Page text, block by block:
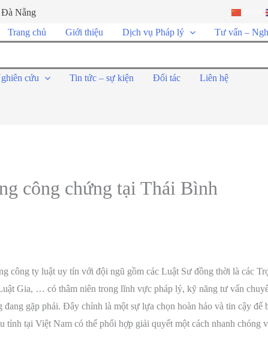
Đà Nẵng
Trang chủ Giới thiệu Dịch vụ Pháp lý Tư vấn –
cứu Tin tức – sự kiện Đối tác Liên hệ
công chứng tại Thái Bình
công ty luật uy tín với đội ngũ gồm các Luật Sư đồng thời là các
Gia, … có thâm niên trong lĩnh vực pháp lý, kỹ năng tư vấn
gặp phải. Đây chính là một sự lựa chọn hoàn hảo và tin cậy
tỉnh tại Việt Nam có thể phối hợp giải quyết một cách nhanh chóng